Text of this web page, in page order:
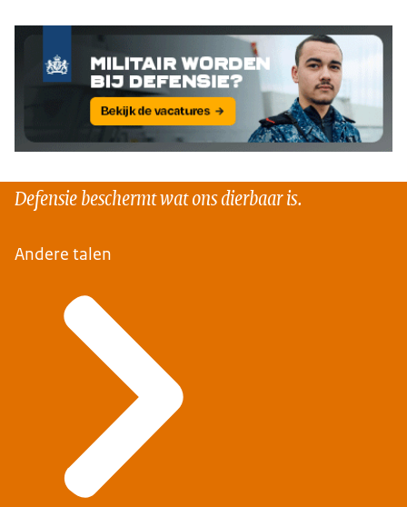
Defensie beschermt wat ons dierbaar is.
Andere talen